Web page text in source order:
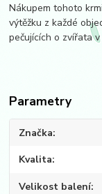
Nákupem tohoto
výtěžku z každé
pečujících o zvířata
Parametry
Značka
Kvalita
Velikost balení